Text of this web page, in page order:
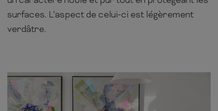
surfaces. L’aspect de celui-ci est légèrement
verdâtre.